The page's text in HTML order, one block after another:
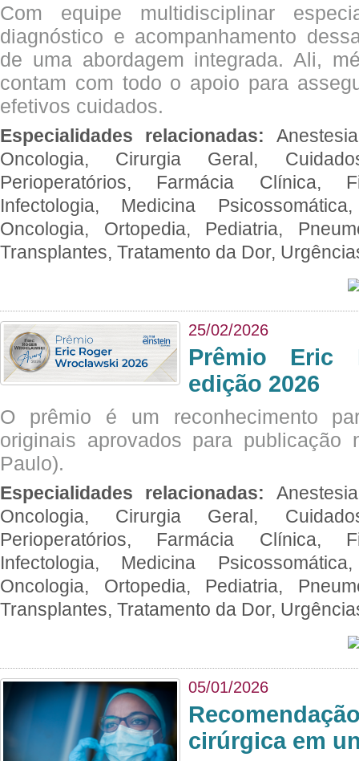
Com equipe multidisciplinar
diagnóstico e acompanhamento
de uma abordagem integrada. Ali,
contam com todo o apoio para
efetivos cuidados.
Especialidades relacionadas:
Oncologia, Cirurgia Geral,
Perioperatórios, Farmácia Clínica,
Infectologia, Medicina
Oncologia, Ortopedia, Pediatria,
Transplantes, Tratamento da Dor,
25/02/2026
Prêmio Eric
edição 2026
O prêmio é um reconhecimento
originais aprovados para publicação
Paulo).
Especialidades relacionadas:
Oncologia, Cirurgia Geral,
Perioperatórios, Farmácia Clínica,
Infectologia, Medicina
Oncologia, Ortopedia, Pediatria,
Transplantes, Tratamento da Dor,
05/01/2026
cirúrgica em